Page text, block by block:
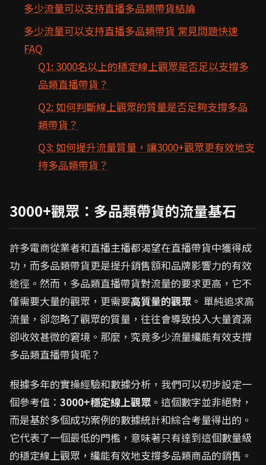
多少流量可以支持直播多品類帶貨結論
多少流量可以支持直播多品類帶貨 常見問題快速
FAQ
Q1: 3000名以上的穩定線上觀眾是否足以支撐多
品類直播帶貨？
Q2: 如何判斷線上觀眾的質量是否足夠支撐多品
類帶貨？
Q3: 如何提升流量質量，讓3000+觀眾更有效地支
持多品類帶貨？
3000+觀眾：多品類帶貨的流量基石
許多電商從業者和直播主播都渴望在直播帶貨中獲得成
功，而多品類帶貨更是提升銷售額和品牌影響力的有效
途徑。然而，多品類直播帶貨對流量的要求更高，它不
僅需要大量的觀眾，更需要高質量的觀眾 。 單純追求高
流量，卻忽略了觀眾的質量，往往會導致投入大量資源
卻收效甚微的窘境。那麼，究竟多少流量纔能有效支撐
多品類直播帶貨呢？
根據多年的實操經驗和數據分析，我們可以初步設定一
個參考值： 3000+穩定線上觀眾 。這個數字並非絕對，
而是基於多個成功案例的數據統計和綜合考量得出的。
它代表了一個最低的門檻，意味著只有達到這個數量級
的穩定線上觀眾，纔能有效地支撐多品類商品的銷售。